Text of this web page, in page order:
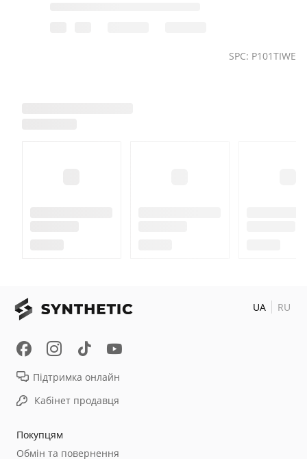
SPC: P101TIWE
Покупцям
Обмін та повернення
Підтримка онлайн
Кабінет продавця
UA RU